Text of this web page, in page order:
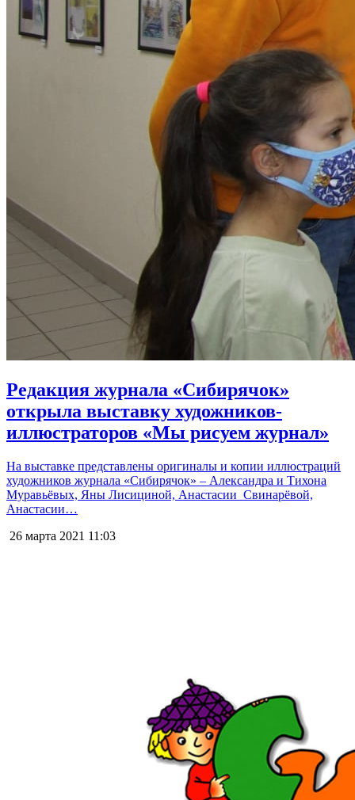
Редакция журнала «Сибирячок»
открыла выставку художников-
иллюстраторов «Мы рисуем журнал»
На выставке представлены оригиналы и копии иллюстраций
художников журнала «Сибирячок» – Александра и Тихона
Муравьёвых, Яны Лисициной, Анастасии Свинарёвой,
Анастасии…
26 марта 2021 11:03